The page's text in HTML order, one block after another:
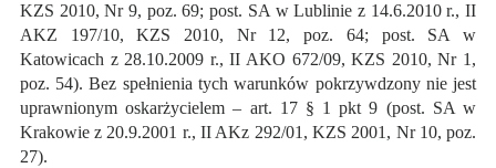
KZS 2010, Nr 9, poz. 69; post. SA w Lublinie z 14.6.2010 r., II
AKZ 197/10, KZS 2010, Nr 12, poz. 64; post. SA w
Katowicach z 28.10.2009 r., II AKO 672/09, KZS 2010, Nr 1,
poz. 54). Bez spełnienia tych warunków pokrzywdzony nie jest
uprawnionym oskarżycielem – art. 17 § 1 pkt 9 (post. SA w
Krakowie z 20.9.2001 r., II AKz 292/01, KZS 2001, Nr 10, poz.
27).